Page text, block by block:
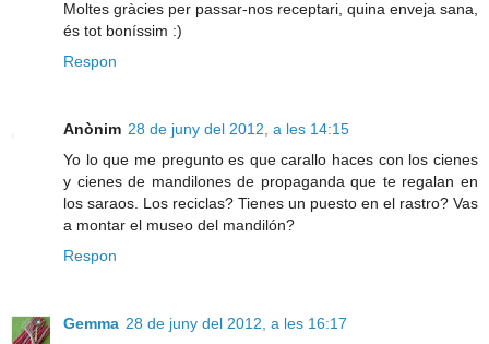
Moltes gràcies per passar-nos receptari, quina enveja sana,
és tot boníssim :)
Respon
Anònim 28 de juny del 2012, a les 14:15
Yo lo que me pregunto es que carallo haces con los cienes
y cienes de mandilones de propaganda que te regalan en
los saraos. Los reciclas? Tienes un puesto en el rastro? Vas
a montar el museo del mandilón?
Respon
Gemma 28 de juny del 2012, a les 16:17